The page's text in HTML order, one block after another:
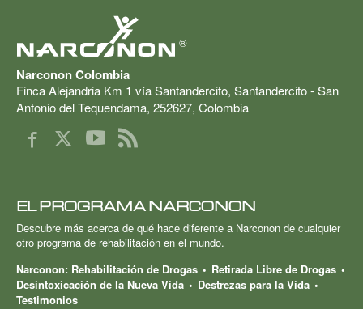
®
Narconon Colombia
Finca Alejandria Km 1 vía Santandercito, Santandercito - San
Antonio del Tequendama, 252627, Colombia
EL PROGRAMA NARCONON
Descubre más acerca de qué hace diferente a Narconon de cualquier
otro programa de rehabilitación en el mundo.
Narconon: Rehabilitación de Drogas
Retirada Libre de Drogas
Desintoxicación de la Nueva Vida
Destrezas para la Vida
Testimonios